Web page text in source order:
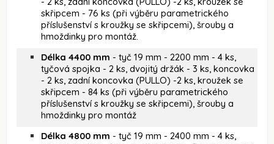
skřipcem - 76 ks (při výběru parametrického
příslušenství s kroužky se skřipcemi), šrouby a
hmoždinky pro montáž.
Délka 4400 mm - tyč 19 mm - 2200 mm - 4 ks,
tyčová spojka - 2 ks, dvojitý držák - 3 ks, koncovka
- 2 ks, zadní koncovka (PULLO) -2 ks, kroužek se
skřipcem - 84 ks (při výběru parametrického
příslušenství s kroužky se skřipcemi), šrouby a
hmoždinky pro montáž
Délka 4800 mm - tyč 19 mm - 2400 mm - 4 ks,